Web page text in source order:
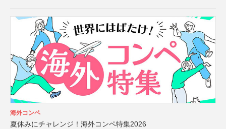
海外コンペ
夏休みにチャレンジ！海外コンペ特集2026